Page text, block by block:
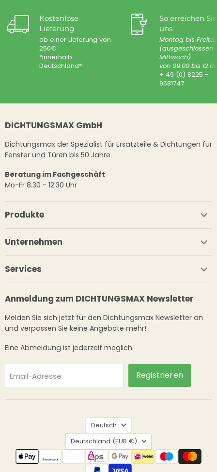
Kostenlose
Lieferung
ab einer Lieferung von
250€
*innerhalb
Deutschland*
So erreichen Sie
uns:
Montag bis
(ausgeschlossen
Mittwoch)
von 09.00 bis
+ 49 (0) 8225 -
9581747
DICHTUNGSMAX GmbH
Dichtungsmax der Spezialist für Ersatzteile & Dichtungen für
Fenster und Türen bis 50 Jahre.
Beratung im Fachgeschäft
Mo-Fr 8.30 - 12.30 Uhr
Produkte
Unternehmen
Services
Anmeldung zum DICHTUNGSMAX Newsletter
Melden Sie sich jetzt für den Dichtungsmax Newsletter an
und verpassen Sie keine Angebote mehr!
Eine Abmeldung ist jederzeit möglich.
Email-Adresse Registrieren
Sprache
Deutsch
Land
Deutschland (EUR €)